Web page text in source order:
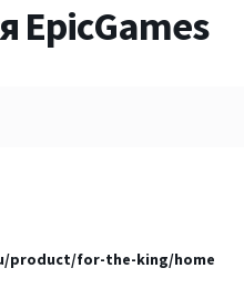
EpicGames
product/for-the-king/home